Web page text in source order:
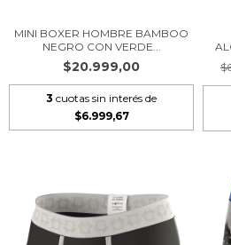
MINI BOXER HOMBRE BAMBOO
NEGRO CON VERDE...
$20.999,00
3 cuotas sin interés de
$6.999,67